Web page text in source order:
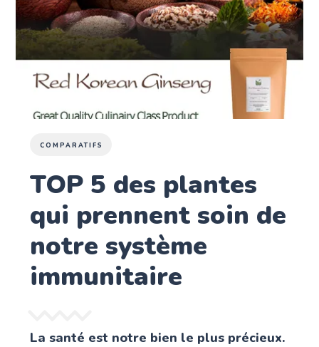
COMPARATIFS
TOP 5 des plantes
qui prennent soin de
notre système
immunitaire
La santé est notre bien le plus précieux.